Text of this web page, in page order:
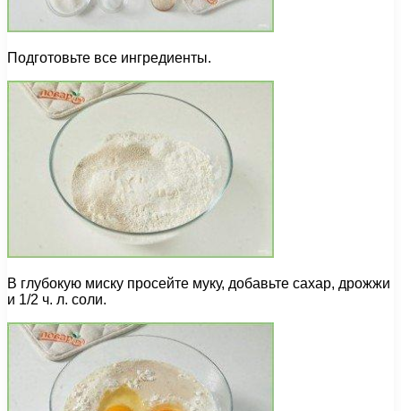
Подготовьте все ингредиенты.
В глубокую миску просейте муку, добавьте сахар, дрожжи
и 1/2 ч. л. соли.